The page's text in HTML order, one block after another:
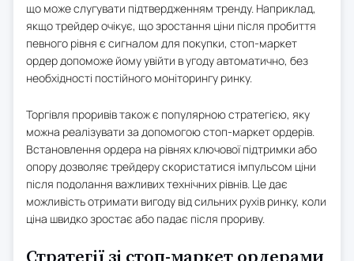
що може слугувати підтвердженням тренду. Наприклад,
якщо трейдер очікує, що зростання ціни після пробиття
певного рівня є сигналом для покупки, стоп-маркет
ордер допоможе йому увійти в угоду автоматично, без
необхідності постійного моніторингу ринку.
Торгівля проривів також є популярною стратегією, яку
можна реалізувати за допомогою стоп-маркет ордерів.
Встановлення ордера на рівнях ключової підтримки або
опору дозволяє трейдеру скористатися імпульсом ціни
після подолання важливих технічних рівнів. Це дає
можливість отримати вигоду від сильних рухів ринку, коли
ціна швидко зростає або падає після прориву.